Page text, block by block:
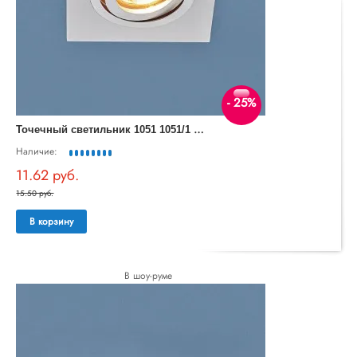
- 25%
Т
очечный светильник 1051 1051/1 WH белый
Наличие:
11.62 руб.
15.50 руб.
В корзину
В шоу-руме